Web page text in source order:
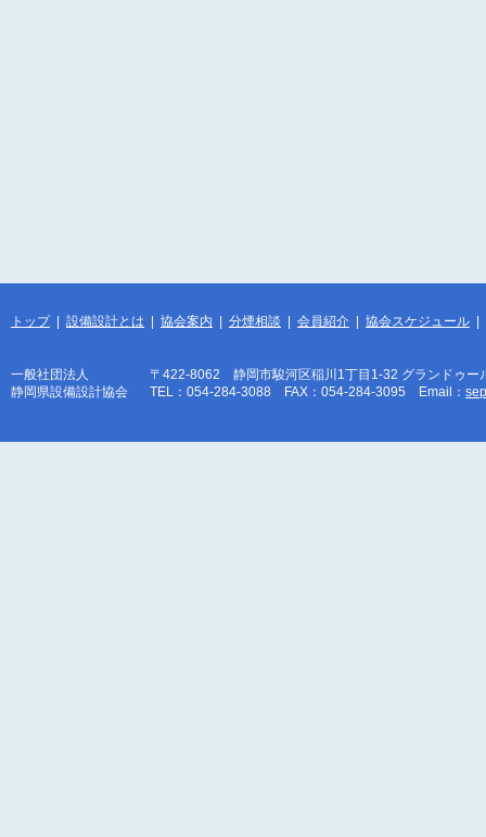
トップ | 設備設計とは | 協会案内 | 分煙相談 | 会員紹介 | 協会スケジュール |
一般社団法人
静岡県設備設計協会
〒422-8062 静岡市駿河区稲川1丁目1-32 グランドゥ
TEL：054-284-3088 FAX：054-284-3095 Email：